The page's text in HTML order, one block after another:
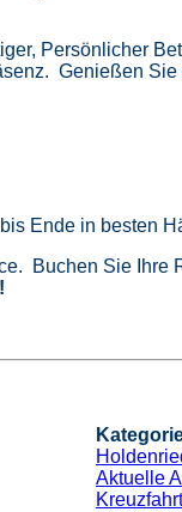
Persönlicher
Genießen Sie
Ende in besten
Buchen Sie
Aktuelle